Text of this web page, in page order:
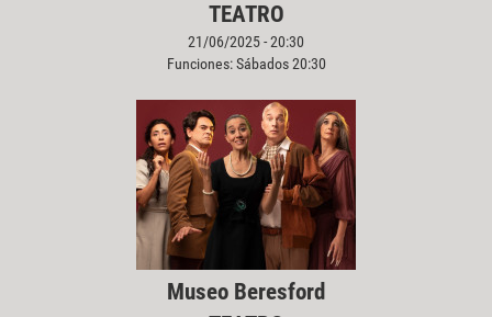
TEATRO
21/06/2025 - 20:30
Funciones: Sábados 20:30
Museo Beresford